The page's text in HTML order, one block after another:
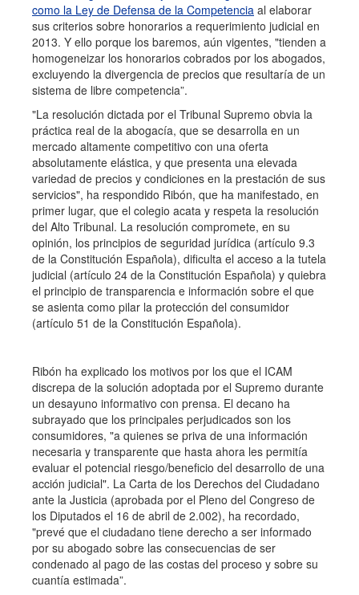
como la Ley de Defensa de la Competencia al elaborar
sus criterios sobre honorarios a requerimiento judicial en
2013. Y ello porque los baremos, aún vigentes, "tienden a
homogeneizar los honorarios cobrados por los abogados,
excluyendo la divergencia de precios que resultaría de un
sistema de libre competencia”.
"La resolución dictada por el Tribunal Supremo obvia la
práctica real de la abogacía, que se desarrolla en un
mercado altamente competitivo con una oferta
absolutamente elástica, y que presenta una elevada
variedad de precios y condiciones en la prestación de sus
servicios", ha respondido Ribón, que ha manifestado, en
primer lugar, que el colegio acata y respeta la resolución
del Alto Tribunal. La resolución compromete, en su
opinión, los principios de seguridad jurídica (artículo 9.3
de la Constitución Española), dificulta el acceso a la tutela
judicial (artículo 24 de la Constitución Española) y quiebra
el principio de transparencia e información sobre el que
se asienta como pilar la protección del consumidor
(artículo 51 de la Constitución Española).
Ribón ha explicado los motivos por los que el ICAM
discrepa de la solución adoptada por el Supremo durante
un desayuno informativo con prensa. El decano ha
subrayado que los principales perjudicados son los
consumidores, "a quienes se priva de una información
necesaria y transparente que hasta ahora les permitía
evaluar el potencial riesgo/beneficio del desarrollo de una
acción judicial". La Carta de los Derechos del Ciudadano
ante la Justicia (aprobada por el Pleno del Congreso de
los Diputados el 16 de abril de 2.002), ha recordado,
"prevé que el ciudadano tiene derecho a ser informado
por su abogado sobre las consecuencias de ser
condenado al pago de las costas del proceso y sobre su
cuantía estimada”.